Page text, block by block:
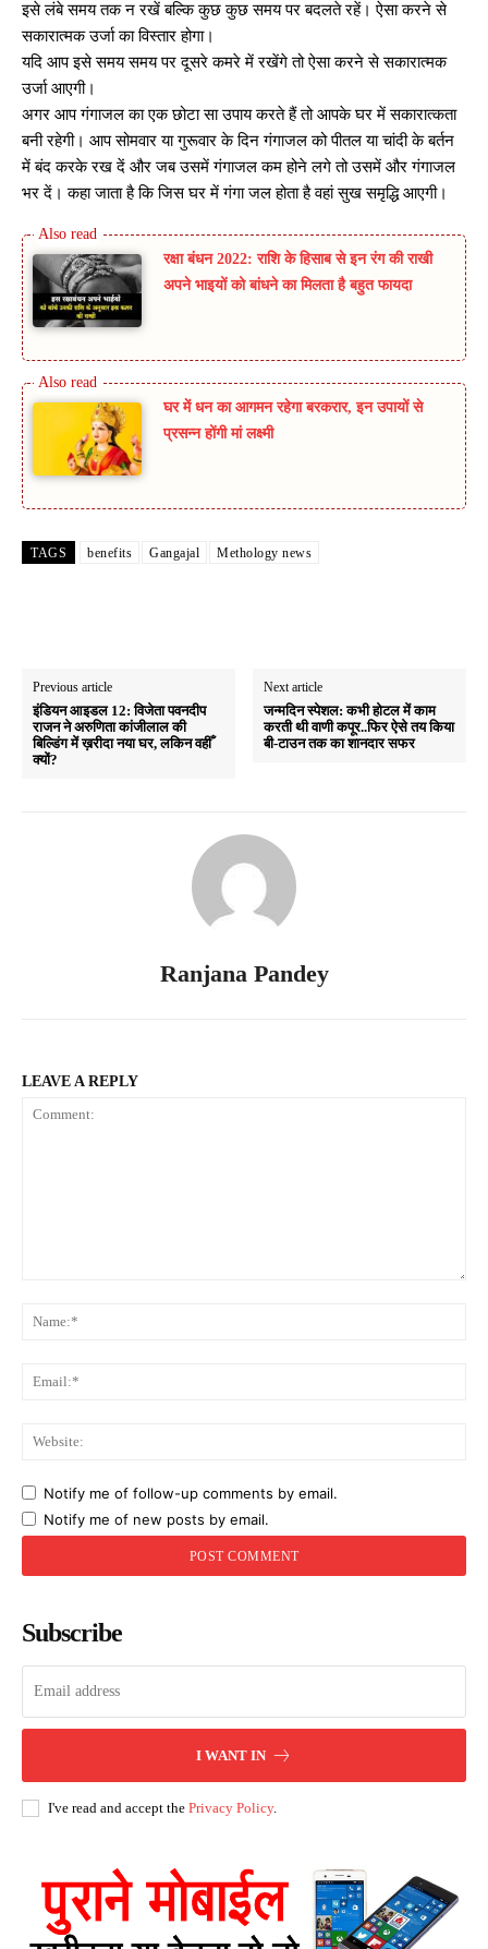
इसे लंबे समय तक न रखें बल्कि कुछ कुछ समय पर बदलते रहें। ऐसा करने से
सकारात्मक उर्जा का विस्तार होगा।
यदि आप इसे समय समय पर दूसरे कमरे में रखेंगे तो ऐसा करने से सकारात्मक
उर्जा आएगी।
अगर आप गंगाजल का एक छोटा सा उपाय करते हैं तो आपके घर में सकारात्कता
बनी रहेगी। आप सोमवार या गुरूवार के दिन गंगाजल को पीतल या चांदी के बर्तन
में बंद करके रख दें और जब उसमें गंगाजल कम होने लगे तो उसमें और गंगाजल
भर दें। कहा जाता है कि जिस घर में गंगा जल होता है वहां सुख समृद्धि आएगी।
रक्षा बंधन 2022: राशि के हिसाब से इन रंग की राखी
अपने भाइयों को बांधने का मिलता है बहुत फायदा
घर में धन का आगमन रहेगा बरकरार, इन उपायों से
प्रसन्न होंगी मां लक्ष्मी
TAGS benefits Gangajal Methology news
Previous article
इंडियन आइडल 12: विजेता पवनदीप
राजन ने अरुणिता कांजीलाल की
बिल्डिंग में ख़रीदा नया घर, लकिन वहीँ
क्यों?
Next article
जन्मदिन स्पेशल: कभी होटल में काम
करती थी वाणी कपूर..फिर ऐसे तय किया
बी-टाउन तक का शानदार सफर
Ranjana Pandey
LEAVE A REPLY
Notify me of follow-up comments by email.
Notify me of new posts by email.
Subscribe
I WANT IN
I've read and accept the Privacy Policy.